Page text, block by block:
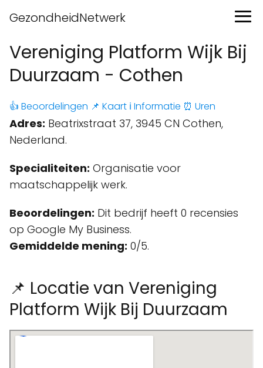
GezondheidNetwerk
Vereniging Platform Wijk Bij
Duurzaam - Cothen
👍 Beoordelingen 📌 Kaart ℹ️ Informatie ⏰ Uren
Adres: Beatrixstraat 37, 3945 CN Cothen,
Nederland.
Specialiteiten: Organisatie voor
maatschappelijk werk.
Beoordelingen: Dit bedrijf heeft 0 recensies
op Google My Business.
Gemiddelde mening: 0/5.
📌 Locatie van Vereniging
Platform Wijk Bij Duurzaam